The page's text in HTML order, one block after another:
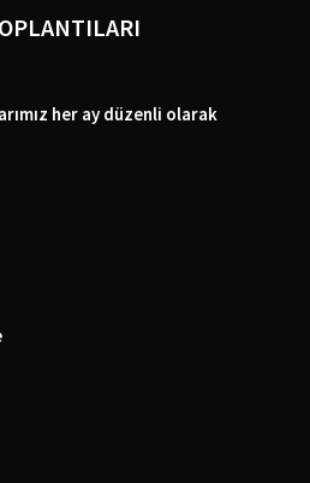
her ay düzenli olarak